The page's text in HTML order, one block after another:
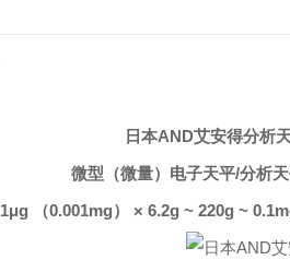
日本AND艾安得分析
微型（微量）电子天平/分析
1μg （0.001mg） × 6.2g ~ 220g ~